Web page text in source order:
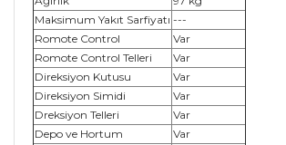
Maksimum Yakıt Sarfiyatı ---
Romote Control
Var
Romote Control Telleri
Var
Direksiyon Kutusu
Var
Direksiyon Simidi
Var
Dreksiyon Telleri
Var
Depo ve Hortum
Var